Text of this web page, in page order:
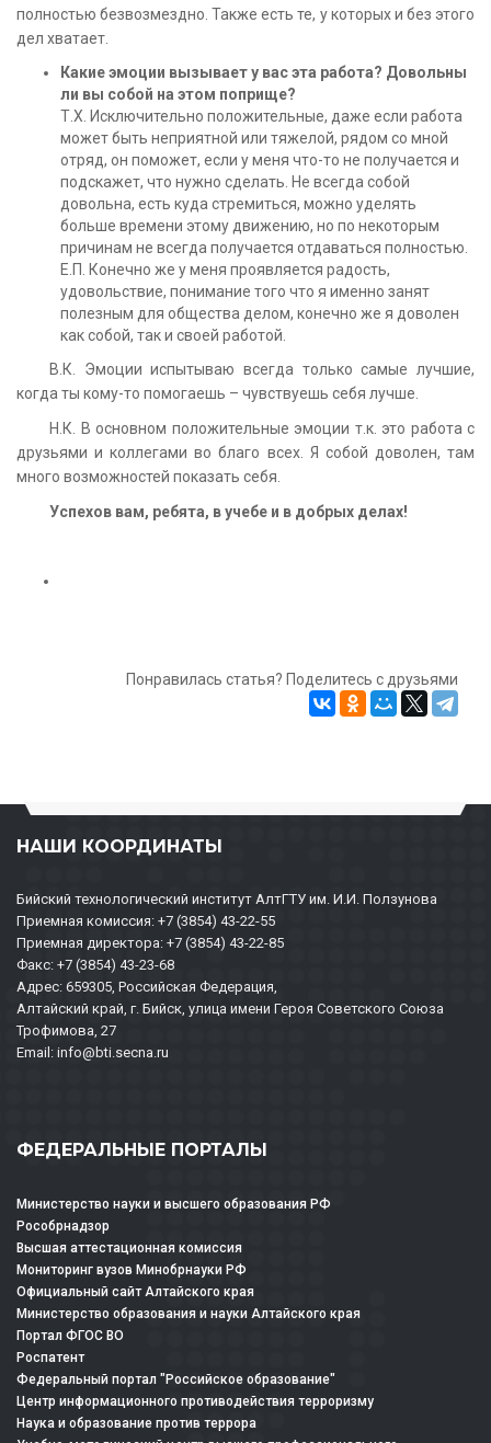
полностью безвозмездно. Также есть те, у которых и без этого
дел хватает.
Какие эмоции вызывает у вас эта работа? Довольны
ли вы собой на этом поприще?
Т.Х. Исключительно положительные, даже если работа
может быть неприятной или тяжелой, рядом со мной
отряд, он поможет, если у меня что-то не получается и
подскажет, что нужно сделать. Не всегда собой
довольна, есть куда стремиться, можно уделять
больше времени этому движению, но по некоторым
причинам не всегда получается отдаваться полностью.
Е.П. Конечно же у меня проявляется радость,
удовольствие, понимание того что я именно занят
полезным для общества делом, конечно же я доволен
как собой, так и своей работой.
В.К. Эмоции испытываю всегда только самые лучшие,
когда ты кому-то помогаешь – чувствуешь себя лучше.
Н.К. В основном положительные эмоции т.к. это работа с
друзьями и коллегами во благо всех. Я собой доволен, там
много возможностей показать себя.
Успехов вам, ребята, в учебе и в добрых делах!
Понравилась статья? Поделитесь с друзьями
НАШИ КООРДИНАТЫ
Бийский технологический институт АлтГТУ им. И.И. Ползунова
Приемная комиссия: +7 (3854) 43-22-55
Приемная директора: +7 (3854) 43-22-85
Факс: +7 (3854) 43-23-68
Адрес: 659305, Российская Федерация,
Алтайский край, г. Бийск, улица имени Героя Советского Союза
Трофимова, 27
Email: info@bti.secna.ru
ФЕДЕРАЛЬНЫЕ ПОРТАЛЫ
Министерство науки и высшего образования РФ
Рособрнадзор
Высшая аттестационная комиссия
Мониторинг вузов Минобрнауки РФ
Официальный сайт Алтайского края
Министерство образования и науки Алтайского края
Портал ФГОС ВО
Роспатент
Федеральный портал "Российское образование"
Центр информационного противодействия терроризму
Наука и образование против террора